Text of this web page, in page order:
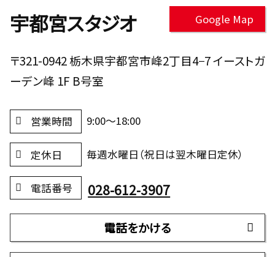
宇都宮スタジオ Google Map
〒321-0942 栃木県宇都宮市峰2丁目4−7 イーストガ
ーデン峰 1F B号室
営業時間 9:00～18:00
定休日 毎週水曜日（祝日は翌木曜日定休）
電話番号 028-612-3907
電話をかける